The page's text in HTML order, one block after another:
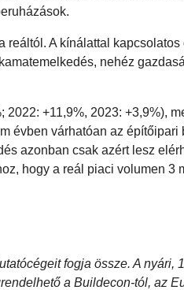
A kínálattal
nehéz
+11,9%, 2023: +3,9%),
évben várhatóan az
azonban csak azért lesz
hogy a reál piaci volumen 3
fogja össze. A nyári,
a Buildecon-tól, az